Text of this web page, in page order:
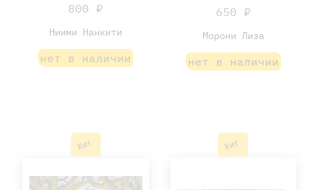
800 ₽
Ниими Нанкити
нет в наличии
650 ₽
Морони Лиза
нет в наличии
Хит Хит